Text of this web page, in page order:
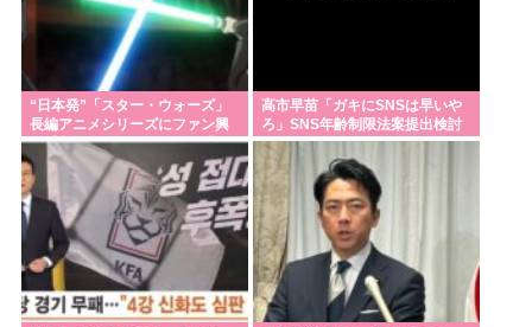
【サッカー】アルゼンチン代表メッシの父親ホルヘ
さん、68歳で死去
日本列島さん、人間が住めるエリアの少なさが流石
に厳しいwww
Powered by livedoor 相互RSS
“日本発”「スター・ウォーズ」
長編アニメシリーズにファン興
奮「劇場版にして欲しい」「艦
隊戦も派手で面白い」
高市早苗「ガキにSNSは早いや
ろ」SNS年齢制限法案提出検討